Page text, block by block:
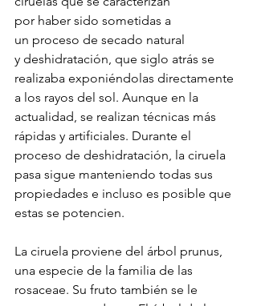
por haber sido sometidas a
un proceso de secado natural
y deshidratación, que siglo atrás se
realizaba exponiéndolas directamente
a los rayos del sol. Aunque en la
actualidad, se realizan técnicas más
rápidas y artificiales. Durante el
proceso de deshidratación, la ciruela
pasa sigue manteniendo todas sus
propiedades e incluso es posible que
estas se potencien.
La ciruela proviene del árbol prunus,
una especie de la familia de las
rosaceae. Su fruto también se le